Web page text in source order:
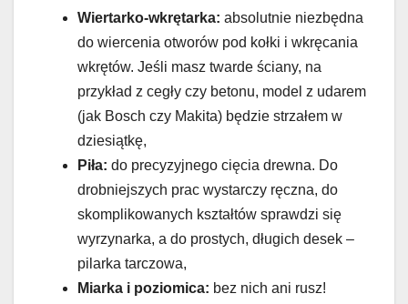
Wiertarko-wkrętarka: absolutnie niezbędna
do wiercenia otworów pod kołki i wkręcania
wkrętów. Jeśli masz twarde ściany, na
przykład z cegły czy betonu, model z udarem
(jak Bosch czy Makita) będzie strzałem w
dziesiątkę,
Piła: do precyzyjnego cięcia drewna. Do
drobniejszych prac wystarczy ręczna, do
skomplikowanych kształtów sprawdzi się
wyrzynarka, a do prostych, długich desek –
pilarka tarczowa,
Miarka i poziomica: bez nich ani rusz!